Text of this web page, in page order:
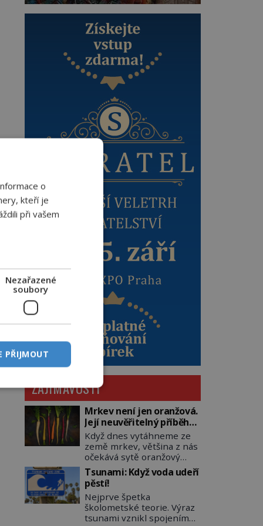
ZAJÍMAVOSTI
Mrkev není jen oranžová.
Její neuvěřitelný příběh
začíná fialovou barvou
Když dnes vytáhneme ze
země mrkev, většina z nás
očekává sytě oranžový
kořen. Jenže po většinu
své historie je mrkev
všechno možné, jen ne
oranžová. Je fialová, žlutá,
bílá, někdy dokonce téměř
černá. Až díky stovkám let
Tsunami: Když voda udeří
pěstí!
Nejprve špetka
školometské teorie. Výraz
tsunami vznikl spojením
o
kteří je
při vašem
Nezařazené
soubory
PŘIJMOUT